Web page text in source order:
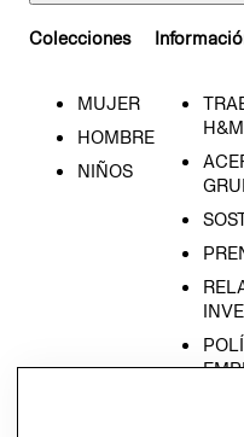
Colecciones
MUJER
HOMBRE
NIÑOS
H&M